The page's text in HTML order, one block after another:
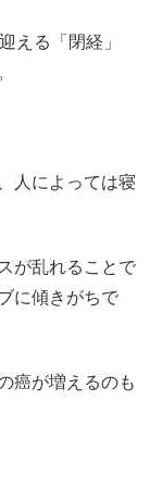
える「閉経」
人によっては寝
が乱れることで
に傾きがちで
癌が増えるのも